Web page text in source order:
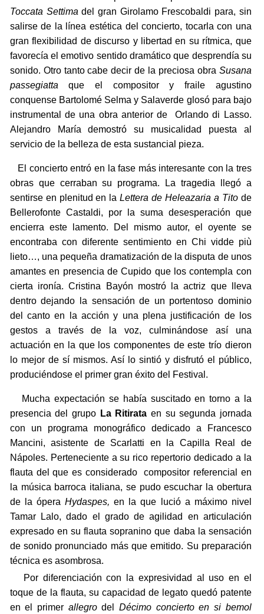
Toccata Settima del gran Girolamo Frescobaldi para, sin
salirse de la línea estética del concierto, tocarla con una
gran flexibilidad de discurso y libertad en su rítmica, que
favorecía el emotivo sentido dramático que desprendía su
sonido. Otro tanto cabe decir de la preciosa obra Susana
passegiatta que el compositor y fraile agustino
conquense Bartolomé Selma y Salaverde glosó para bajo
instrumental de una obra anterior de Orlando di Lasso.
Alejandro María demostró su musicalidad puesta al
servicio de la belleza de esta sustancial pieza.
El concierto entró en la fase más interesante con la tres
obras que cerraban su programa. La tragedia llegó a
sentirse en plenitud en laLettera de Heleazaria a Titode
Bellerofonte Castaldi, por la suma desesperación que
encierra este lamento. Del mismo autor, el oyente se
encontraba con diferente sentimiento en Chi vidde più
lieto…, una pequeña dramatización de la disputa de unos
amantes en presencia de Cupido que los contempla con
cierta ironía. Cristina Bayón mostró la actriz que lleva
dentro dejando la sensación de un portentoso dominio
del canto en la acción y una plena justificación de los
gestos a través de la voz, culminándose así una
actuación en la que los componentes de este trío dieron
lo mejor de sí mismos. Así lo sintió y disfrutó el público,
produciéndose el primer gran éxito del Festival.
Mucha expectación se había suscitado en torno a la
presencia del grupo La Ritirata en su segunda jornada
con un programa monográfico dedicado a Francesco
Mancini, asistente de Scarlatti en la Capilla Real de
Nápoles. Perteneciente a su rico repertorio dedicado a la
flauta del que es considerado compositor referencial en
la música barroca italiana, se pudo escuchar la obertura
de la óperaHydaspes, en la que lució a máximo nivel
Tamar Lalo, dado el grado de agilidad en articulación
expresado en su flauta sopranino que daba la sensación
de sonido pronunciado más que emitido. Su preparación
técnica es asombrosa.
Por diferenciación con la expresividad al uso en el
toque de la flauta, su capacidad de legato quedó patente
en el primer allegrodelDécimo concierto en si bemol